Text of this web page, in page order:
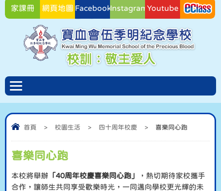
家課冊 網頁地圖 FacebookInstagramYoutube
首頁 > 校園生活 > 四十周年校慶 > 喜樂同心跑
喜樂同心跑
本校將舉辦 40周年校慶喜樂同心跑」
，熱切期待家校攜手
合作，讓師生共同享受歡樂時光，一同邁向學校更光輝的未